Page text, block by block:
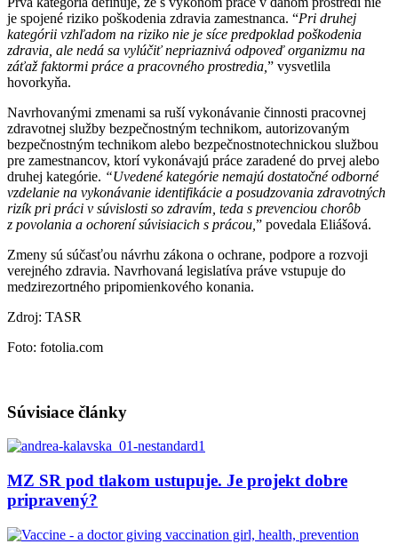
je spojené riziko poškodenia zdravia zamestnanca. “Pri druhej
kategórii vzhľadom na riziko nie je síce predpoklad poškodenia
zdravia, ale nedá sa vylúčiť nepriaznivá odpoveď organizmu na
záťaž faktormi práce a pracovného prostredia, ” vysvetlila
hovorkyňa.
Navrhovanými zmenami sa ruší vykonávanie činnosti pracovnej
zdravotnej služby bezpečnostným technikom, autorizovaným
bezpečnostným technikom alebo bezpečnostnotechnickou službou
pre zamestnancov, ktorí vykonávajú práce zaradené do prvej alebo
druhej kategórie. “Uvedené kategórie nemajú dostatočné odborné
vzdelanie na vykonávanie identifikácie a posudzovania zdravotných
rizík pri práci v súvislosti so zdravím, teda s prevenciou chorôb
z povolania a ochorení súvisiacich s prácou, ” povedala Eliášová.
Zmeny sú súčasťou návrhu zákona o ochrane, podpore a rozvoji
verejného zdravia. Navrhovaná legislatíva práve vstupuje do
medzirezortného pripomienkového konania.
Zdroj: TASR
Foto: fotolia.com
Súvisiace články
MZ SR pod tlakom ustupuje. Je projekt dobre
pripravený?